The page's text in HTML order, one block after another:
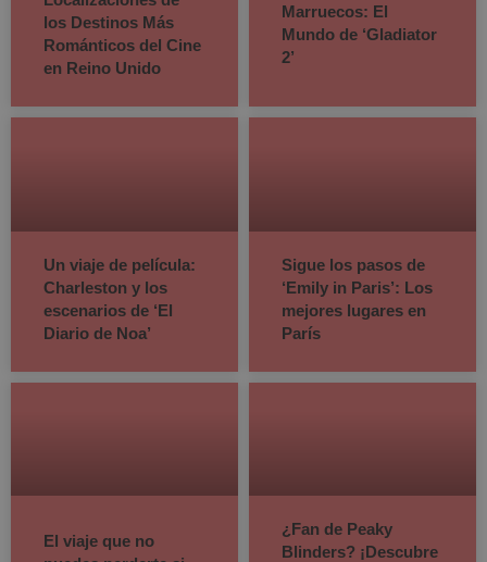
los Destinos Más
Románticos del Cine
en Reino Unido
Marruecos: El
Mundo de ‘Gladiator
2’
Un viaje de película:
Charleston y los
escenarios de ‘El
Diario de Noa’
Sigue los pasos de
‘Emily in Paris’: Los
mejores lugares en
París
El viaje que no
¿Fan de Peaky
Blinders? ¡Descubre